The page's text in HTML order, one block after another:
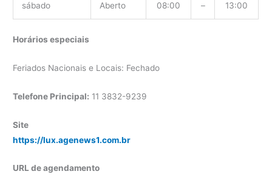
sábado Aberto 08:00 – 13:00
Horários especiais
Feriados Nacionais e Locais: Fechado
Telefone Principal: 11 3832-9239
Site
https://lux.agenews1.com.br
URL de agendamento